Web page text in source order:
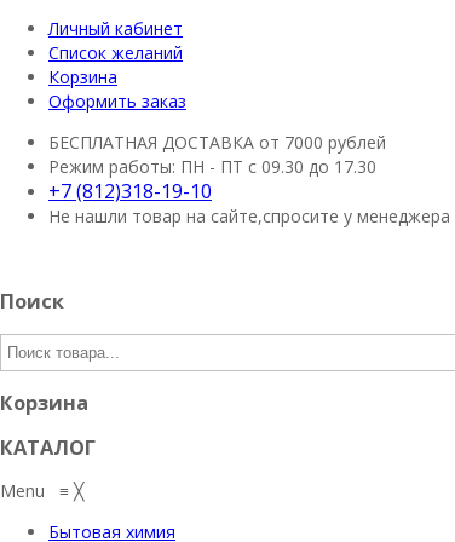
Личный кабинет
Список желаний
Корзина
Оформить заказ
БЕСПЛАТНАЯ ДОСТАВКА от 7000 рублей
Режим работы: ПН - ПТ с 09.30 до 17.30
+7 (812)318-19-10
Не нашли товар на сайте,спросите у менеджера
Поиск
Корзина
КАТАЛОГ
Menu ≡ ╳
Бытовая химия